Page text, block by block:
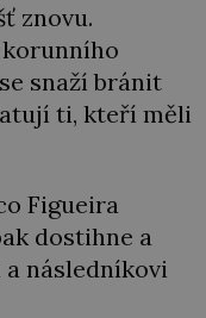
znovu.
snaží bránit
ti, kteří měli
Figueira
dostihne a
následníkovi